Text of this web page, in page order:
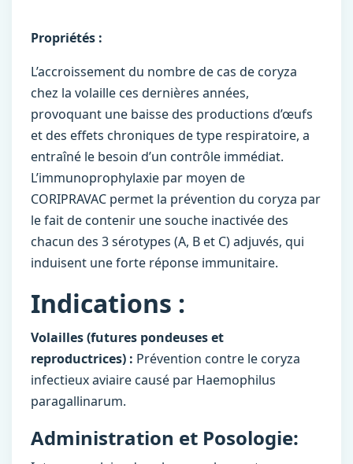
Propriétés :
L’accroissement du nombre de cas de coryza
chez la volaille ces dernières années,
provoquant une baisse des productions d’œufs
et des effets chroniques de type respiratoire, a
entraîné le besoin d’un contrôle immédiat.
L’immunoprophylaxie par moyen de
CORIPRAVAC permet la prévention du coryza par
le fait de contenir une souche inactivée des
chacun des 3 sérotypes (A, B et C) adjuvés, qui
induisent une forte réponse immunitaire.
Indications :
Volailles (futures pondeuses et
reproductrices) : Prévention contre le coryza
infectieux aviaire causé par Haemophilus
paragallinarum.
Administration et Posologie: